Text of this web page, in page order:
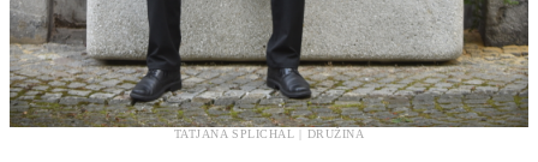
TATJANA SPLICHAL | DRUŽINA